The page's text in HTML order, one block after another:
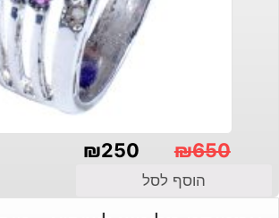
₪650
המקורי
₪250
הנוכחי
הוסף לסל